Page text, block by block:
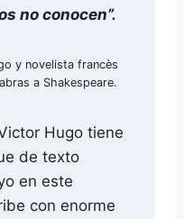
no conocen”.
y novelista francès
a Shakespeare.
Hugo tiene
de texto
en este
con enorme